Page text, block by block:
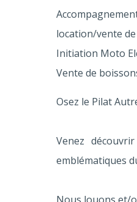
location/vente
Initiation Moto
Vente de
Osez le Pilat
Venez
emblématiques